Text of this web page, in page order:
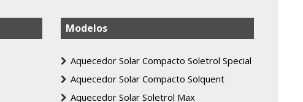
Modelos
Aquecedor Solar Compacto Soletrol Special
Aquecedor Solar Compacto Solquent
Aquecedor Solar Soletrol Max